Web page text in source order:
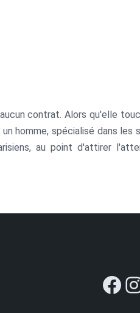
contrat. Alors qu'elle
homme, spécialisé dans
au point d'attirer